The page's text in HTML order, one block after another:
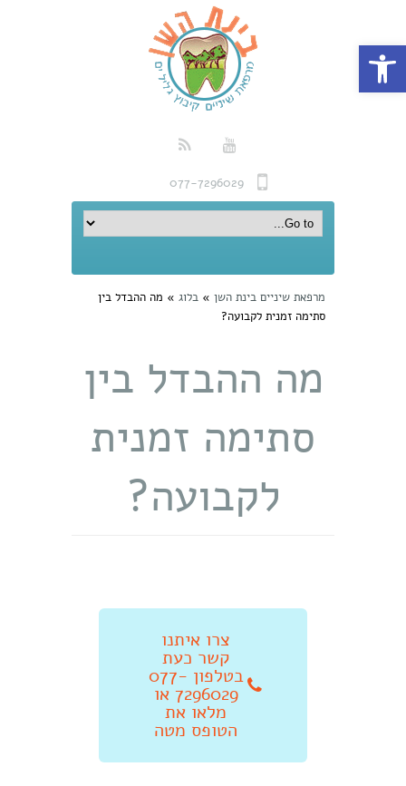
פתח סרגל נגישות
077-7296029
מרפאת שיניים בינת השן » בלוג » מה ההבדל בין
סתימה זמנית לקבועה?
מה ההבדל בין
סתימה זמנית
לקבועה?
צרו איתנו
קשר כעת
בטלפון 077-
7296029 או
מלאו את
הטופס מטה